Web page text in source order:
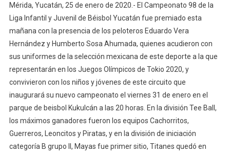
A
Los
Mejores
Peloteros
Del
Campeonato
Yucatán
De
Béisbol.
Mérida, Yucatán, 25 de enero de 2020.- El Campeonato 98 de la
Liga Infantil y Juvenil de Béisbol Yucatán fue premiado esta
mañana con la presencia de los peloteros Eduardo Vera
Hernández y Humberto Sosa Ahumada, quienes acudieron con
sus uniformes de la selección mexicana de este deporte a la que
representarán en los Juegos Olímpicos de Tokio 2020, y
convivieron con los niños y jóvenes de este circuito que
inaugurará su nuevo campeonato el viernes 31 de enero en el
parque de beisbol Kukulcán a las 20 horas. En la división Tee Ball,
los máximos ganadores fueron los equipos Cachorritos,
Guerreros, Leoncitos y Piratas, y en la división de iniciación
categoría B grupo II, Mayas fue primer sitio, Titanes quedó en